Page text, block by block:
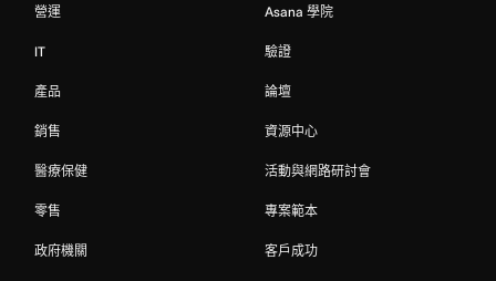
營運
IT
產品
銷售
醫療保健
零售
政府機關
Asana 學院
驗證
論壇
資源中心
活動與網路研討會
專案範本
客戶成功